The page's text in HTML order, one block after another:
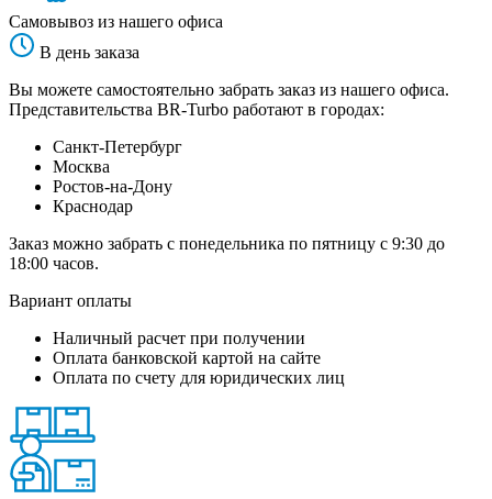
Самовывоз из нашего офиса
В день заказа
Вы можете самостоятельно забрать заказ из нашего офиса.
Представительства BR-Turbo работают в городах:
Санкт-Петербург
Москва
Ростов-на-Дону
Краснодар
Заказ можно забрать с понедельника по пятницу с 9:30 до
18:00 часов.
Вариант оплаты
Наличный расчет при получении
Оплата банковской картой на сайте
Оплата по счету для юридических лиц